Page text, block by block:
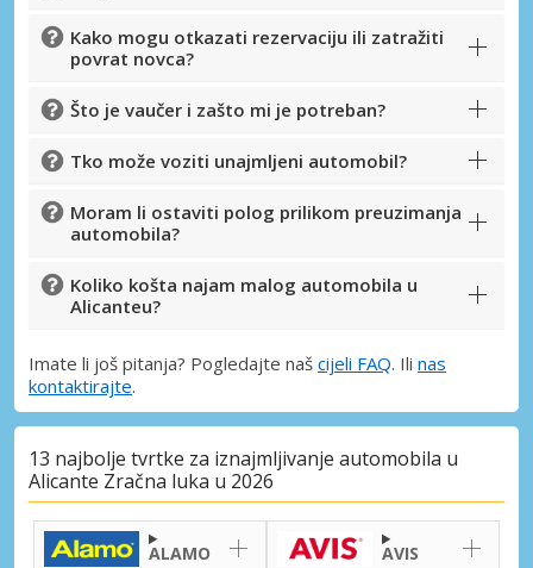
Kako mogu otkazati rezervaciju ili zatražiti
povrat novca?
Što je vaučer i zašto mi je potreban?
Tko može voziti unajmljeni automobil?
Moram li ostaviti polog prilikom preuzimanja
automobila?
Koliko košta najam malog automobila u
Alicanteu?
Imate li još pitanja? Pogledajte naš cijeli FAQ. Ili nas
kontaktirajte.
13 najbolje tvrtke za iznajmljivanje automobila u
Alicante Zračna luka u 2026
ALAMO AVIS